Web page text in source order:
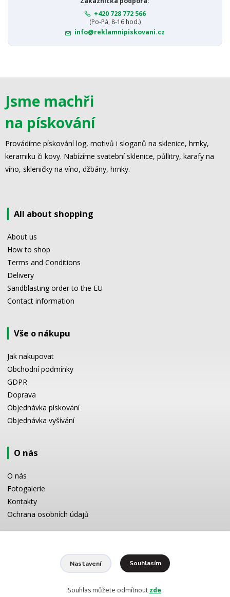
+420 728 772 566
(Po-Pá, 8-16 hod.)
info@reklamnipiskovani.cz
Jsme machři
na pískování
Provádíme pískování log, motivů i sloganů na sklenice, hrnky,
keramiku či kovy. Nabízíme svatební sklenice, půllitry, karafy na
víno, skleničky na víno, džbány, hrnky.
All about shopping
About us
How to shop
Terms and Conditions
Delivery
Sandblasting order to the EU
Contact information
Vše o nákupu
Jak nakupovat
Obchodní podmínky
GDPR
Doprava
Objednávka pískování
Objednávka vyšívání
O nás
O nás
Fotogalerie
Kontakty
Ochrana osobních údajů
Potřebujete poradit s výběrem? Neváhejte se zeptat:
+420 728 772 566
info@reklamnipiskovani.cz
Nastavení Souhlasím
Souhlas můžete odmítnout zde.